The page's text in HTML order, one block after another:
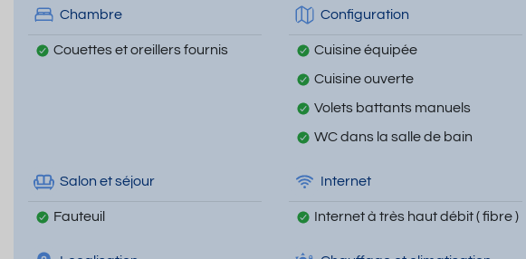
Chambre
Couettes et oreillers fournis
Configuration
Cuisine équipée
Cuisine ouverte
Volets battants manuels
WC dans la salle de bain
Salon et séjour
Fauteuil
Internet
Internet à très haut débit ( fibre )